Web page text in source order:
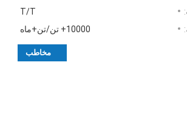
T/T
10000+ تن/تن+ماه
مخاطب